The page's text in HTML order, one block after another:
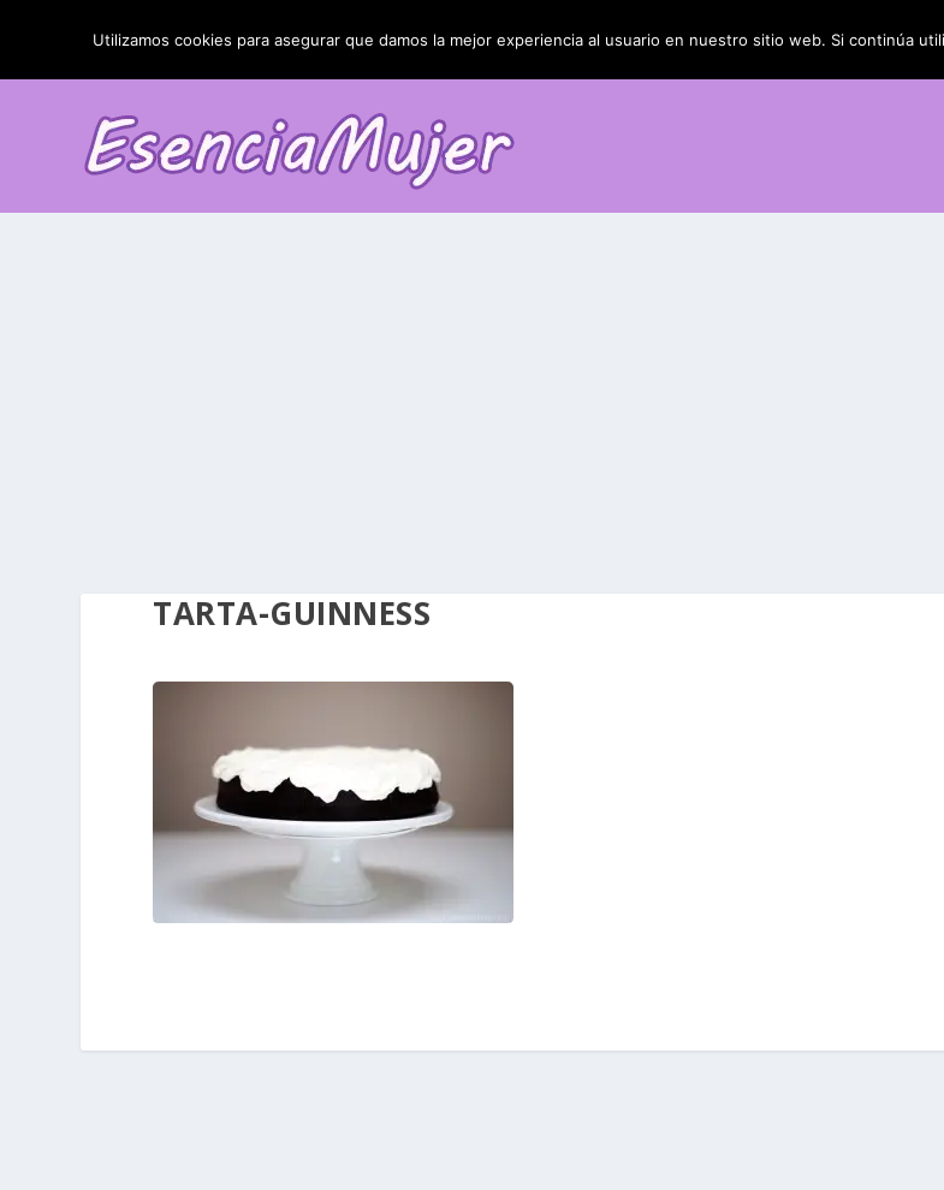
TENDENCIAS: La blefaroplastia y sus resultados
TARTA-GUINNESS
Utilizamos cookies para asegurar que damos la mejor experiencia al usuario en nuestro sitio web. Si continúa